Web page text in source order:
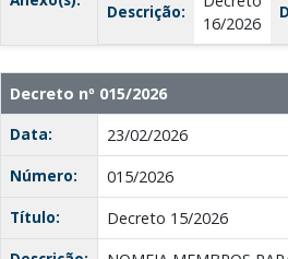
Descrição:
16/2026
Decreto nº 015/2026
Data:
23/02/2026
Número:
015/2026
Título:
Decreto 15/2026